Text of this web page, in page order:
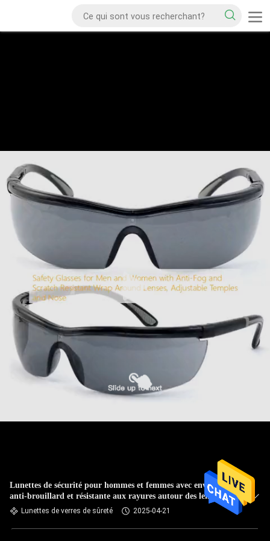
Lunettes de sécurité pour hommes et femmes avec enveloppe
anti-brouillard et résistante aux rayures autour des lentilles,
des tempes réglables et du nez
Lunettes de verres de sûreté 2025-04-21